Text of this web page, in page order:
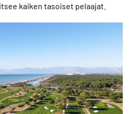
kaiken tasoiset pelaajat.